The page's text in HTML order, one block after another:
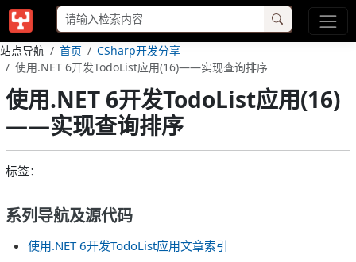
站点导航 首页
CSharp开发分享
使用.NET 6开发TodoList应用(16)——实现查询排序
使用.NET 6开发TodoList应用(16)
——实现查询排序
标签：
系列导航及源代码
使用.NET 6开发TodoList应用文章索引